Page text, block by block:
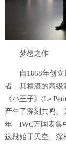
梦想之作
自1868年创
者，其精湛的高级
《小王子》(Le
产生了深刻共鸣。
年，IWC万国表集
这段始于天空、深